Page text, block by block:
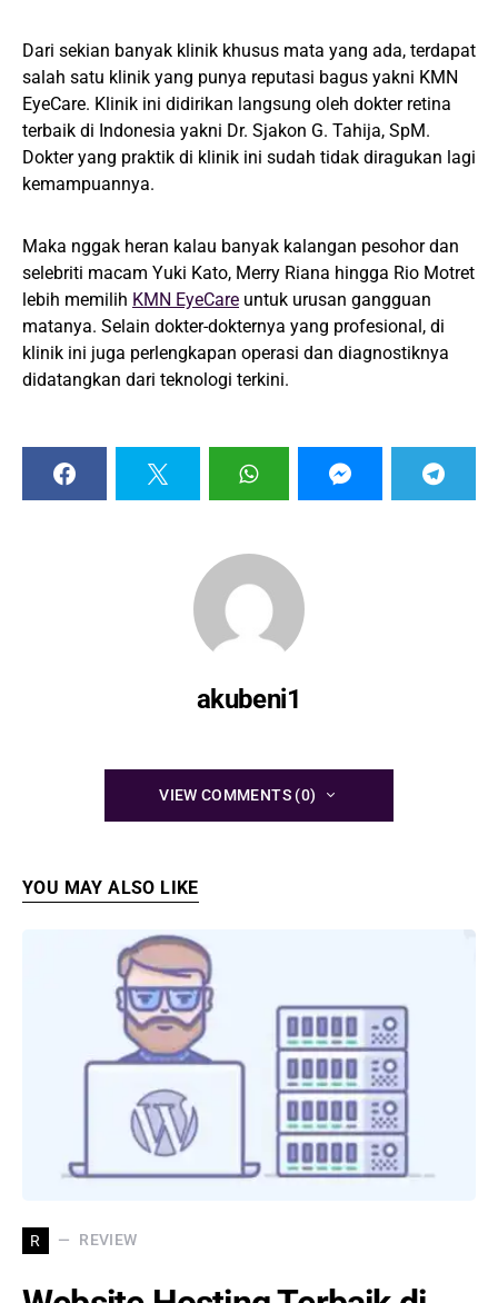
Dari sekian banyak klinik khusus mata yang ada, terdapat
salah satu klinik yang punya reputasi bagus yakni KMN
EyeCare. Klinik ini didirikan langsung oleh dokter retina
terbaik di Indonesia yakni Dr. Sjakon G. Tahija, SpM.
Dokter yang praktik di klinik ini sudah tidak diragukan lagi
kemampuannya.
Maka nggak heran kalau banyak kalangan pesohor dan
selebriti macam Yuki Kato, Merry Riana hingga Rio Motret
lebih memilih KMN EyeCare untuk urusan gangguan
matanya. Selain dokter-dokternya yang profesional, di
klinik ini juga perlengkapan operasi dan diagnostiknya
didatangkan dari teknologi terkini.
akubeni1
VIEW COMMENTS (0)
YOU MAY ALSO LIKE
R REVIEW